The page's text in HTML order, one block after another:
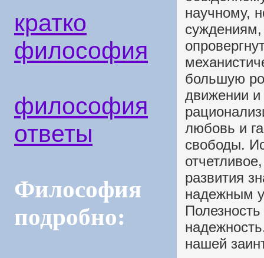
кратко
философия
философия
ответы
Философия
подробно:
научному,
большую
движении и
любовь и
свободы.
развития
надежным
нашей